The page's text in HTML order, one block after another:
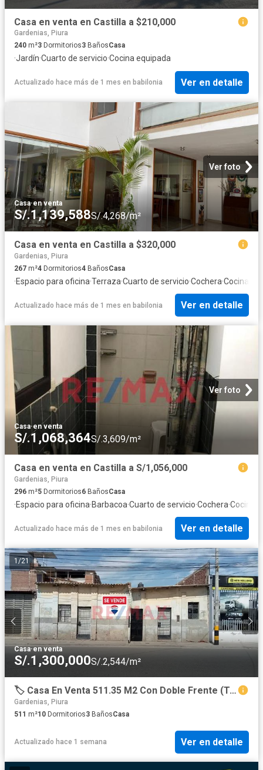
Casa en venta en Castilla a $210,000
Gardenias, Piura
240 m²3 Dormitorios3 BañosCasa
·Jardín·Cuarto de servicio·Cocina equipada
Actualizado hace más de 1 mes en babilonia Ver en detalle
Ver foto
Casa·en venta
S/.1,139,588S/.4,268/m²
Casa en venta en Castilla a $320,000
Gardenias, Piura
267 m²4 Dormitorios4 BañosCasa
·Espacio para oficina·Terraza·Cuarto de servicio·Cochera·Cocina
Actualizado hace más de 1 mes en babilonia Ver en detalle
Ver foto
Casa·en venta
S/.1,068,364S/.3,609/m²
Casa en venta en Castilla a S/1,056,000
Gardenias, Piura
296 m²5 Dormitorios6 BañosCasa
·Espacio para oficina·Barbacoa·Cuarto de servicio·Cochera·Cocina
Actualizado hace más de 1 mes en babilonia Ver en detalle
1 /21
Casa·en venta
S/.1,300,000S/.2,544/m²
🏷️ Casa En Venta 511.35 M2 Con Doble Frente (Terreno De Calle A Calle) Y Gran Potencial De Transformación
Gardenias, Piura
511 m²10 Dormitorios3 BañosCasa
Actualizado hace 1 semana Ver en detalle